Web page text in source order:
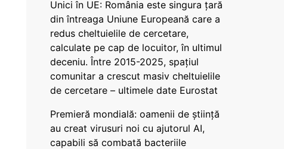
Unici în UE: România este singura țară
din întreaga Uniune Europeană care a
redus cheltuielile de cercetare,
calculate pe cap de locuitor, în ultimul
deceniu. Între 2015-2025, spațiul
comunitar a crescut masiv cheltuielile
de cercetare – ultimele date Eurostat
Premieră mondială: oamenii de știință
au creat virusuri noi cu ajutorul AI,
capabili să combată bacteriile